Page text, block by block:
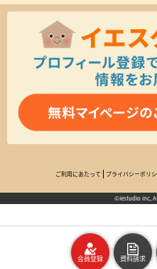
ご利用にあたって プライバシーポリ
©iestudio inc,
会員登録 資料請求